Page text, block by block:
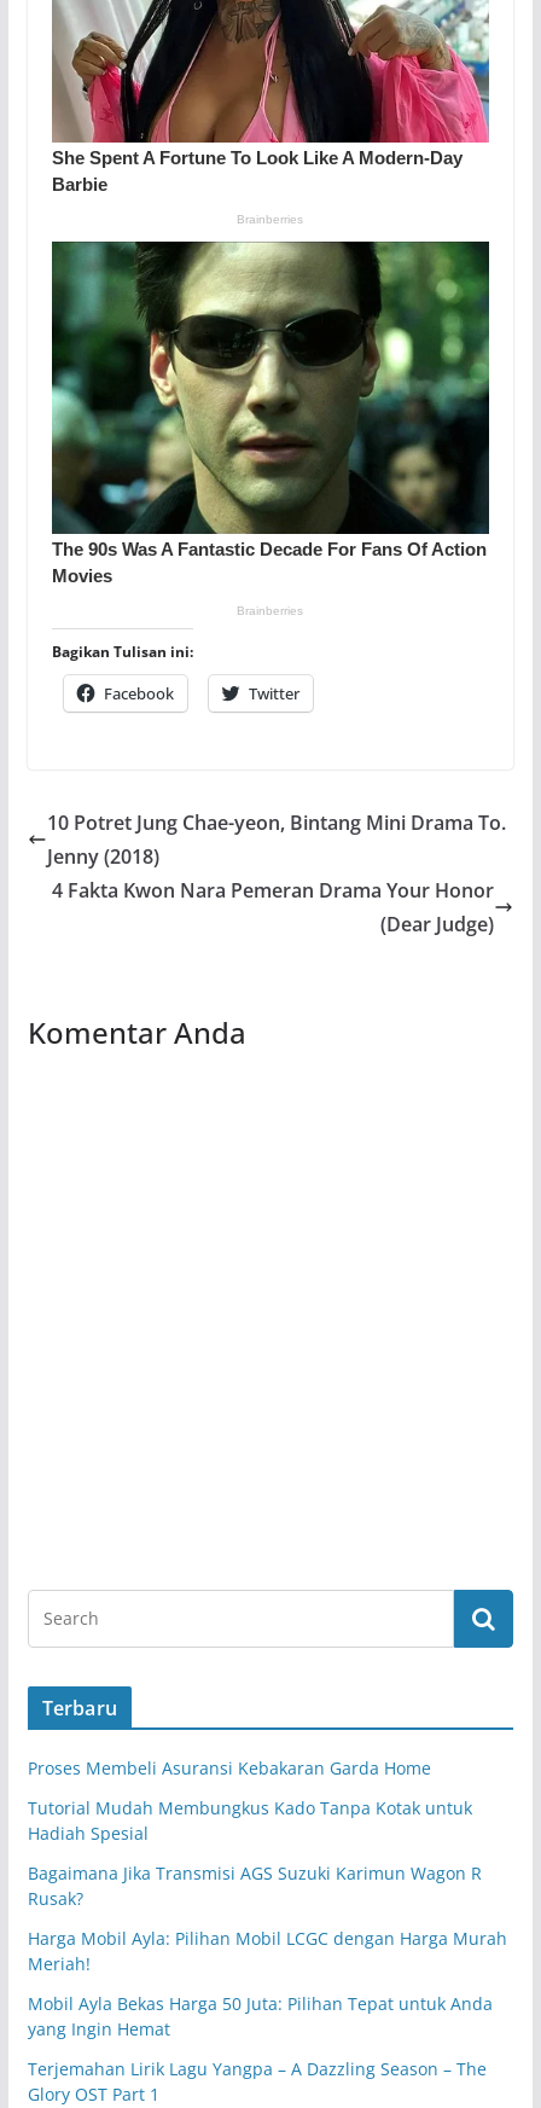
Bagikan Tulisan ini:
Facebook Twitter
10 Potret Jung Chae-yeon, Bintang Mini Drama To.
Jenny (2018)
4 Fakta Kwon Nara Pemeran Drama Your Honor
(Dear Judge)
Komentar Anda
Terbaru
Proses Membeli Asuransi Kebakaran Garda Home
Tutorial Mudah Membungkus Kado Tanpa Kotak untuk
Hadiah Spesial
Bagaimana Jika Transmisi AGS Suzuki Karimun Wagon R
Rusak?
Harga Mobil Ayla: Pilihan Mobil LCGC dengan Harga Murah
Meriah!
Mobil Ayla Bekas Harga 50 Juta: Pilihan Tepat untuk Anda
yang Ingin Hemat
Terjemahan Lirik Lagu Yangpa – A Dazzling Season – The
Glory OST Part 1